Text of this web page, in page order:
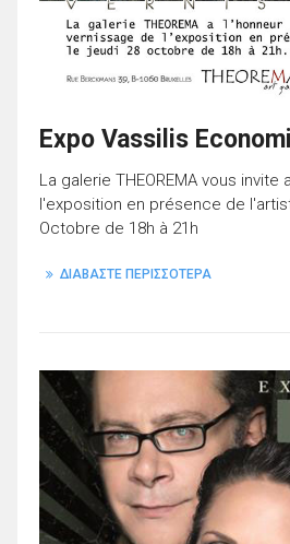
Expo Vassilis
La galerie THEOREMA vous invite
l'exposition en présence de
Octobre de 18h à 21h
ΔΙΑΒΑΣΤΕ ΠΕΡΙΣΣΟΤΕΡΑ